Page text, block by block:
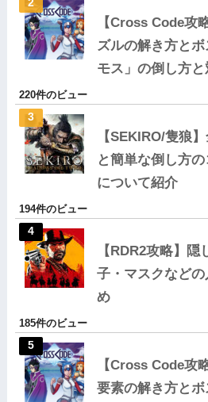
【Cross Code攻
ズルの解き方と
モス」の倒し方
220件のビュー
【SEKIRO/隻狼
と簡単な倒し方
について紹介
194件のビュー
【RDR2攻略】
子・マスクなど
め
185件のビュー
【Cross Code攻
要素の解き方と